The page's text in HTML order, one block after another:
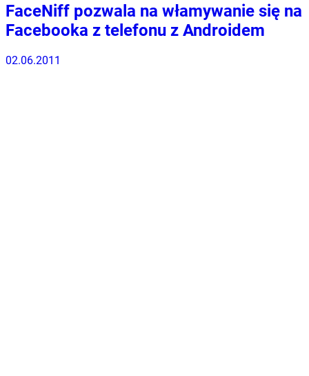
FaceNiff pozwala na włamywanie się na
Facebooka z telefonu z Androidem
02.06.2011